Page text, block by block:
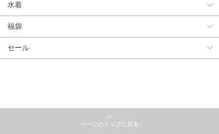
水着
福袋
セール
ページのトップに戻る